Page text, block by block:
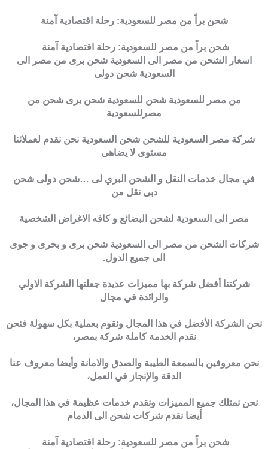
شحن براً من مصر للسعودية: رحلة اقتصادية آمنة
شحن براً من مصر للسعودية: رحلة اقتصادية آمنة
اسعار الشحن من مصر الى السعودية شحن برى من مصر الى
السعودية شحن دولى
من مصر للسعودية شحن للسعودية شحن برى شحن من
مصرللسعودية
شركة مصر السعودية للشحن شحن السعودية نحن نقدم لعملائنا
مستوى لا يضاهى
في مجال خدمات النقل و الشحن البري لى …شحن دولى شحن
دبى نقل من
مصر الى السعودية لشحن البضائع و كافه الاغراض الشخصية
شركات الشحن من مصر الى السعودية شحن برى و بحرى و جوى
الى جميع الدول.
شركتنا أفضل شركة بها مميزات عديدة جعلتها الشركة الاولي
والرائدة في مجال
نحن الشركة الأفضل في هذا المجال ونقوم بعملية بكل سهولة فنحن
نقدم الخدمة كاملة شركة بمصر،
نحن معروفين بالسمعة الطيبة والصدق والامانة وأيضا معروف عنا
الدقة والإنجاز في العمل،
نحن نمتلك جميع المميزات ونقدم خدمات عظيمة في هذا المجال،
أيضا نقدم شركات شحن الى الدمام
شحن براً من مصر للسعودية: رحلة اقتصادية آمنة